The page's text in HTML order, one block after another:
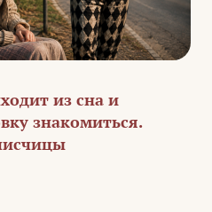
из сна и
знакомиться.